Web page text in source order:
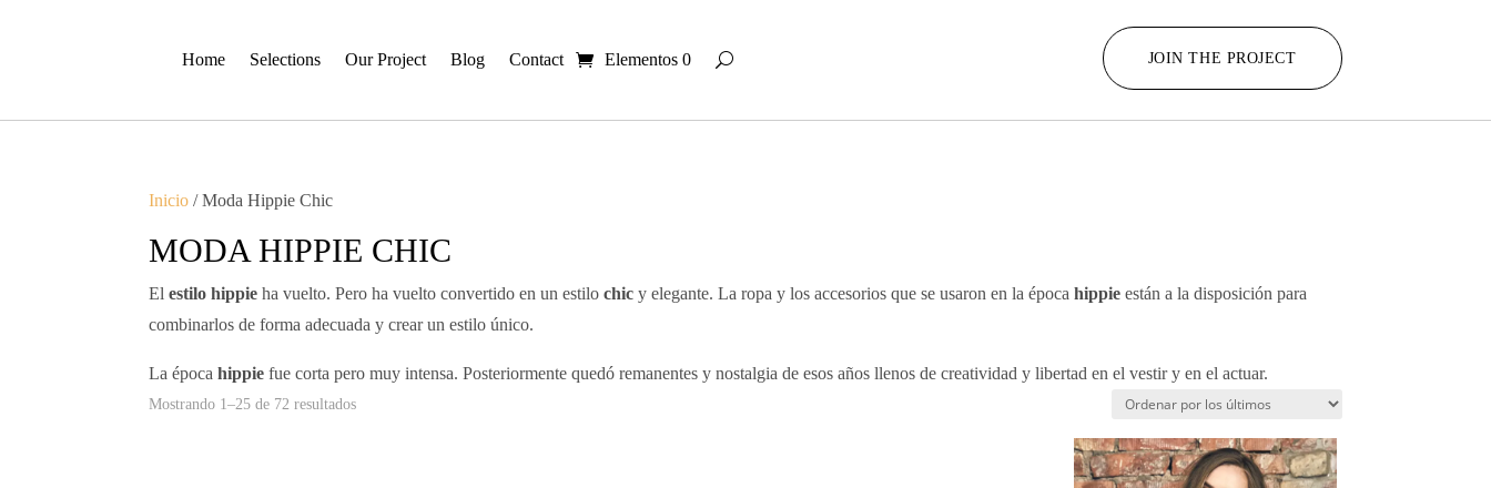
Home Selections Our Project Blog Contact Elementos 0 JOIN THE PROJECT
Inicio / Moda Hippie Chic
MODA HIPPIE CHIC
Elestilo hippie ha vuelto. Pero ha vuelto convertido en un estilochic y elegante. La ropa y los accesorios que se usaron en la épocahippie están a la disposición para
combinarlos de forma adecuada y crear un estilo único.
La épocahippie fue corta pero muy intensa. Posteriormente quedó remanentes y nostalgia de esos años llenos de creatividad y libertad en el vestir y en el actuar.
Mostrando 1–25 de 72 resultadosOrdenado